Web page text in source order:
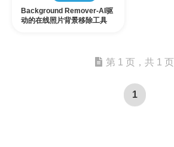
Background Remover-AI驱
动的在线照片背景移除工具
第 1 页，共 1 页
1